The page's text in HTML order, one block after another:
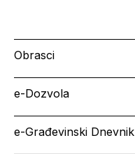
Obrasci
e-Dozvola
e-Građevinski Dnevnik